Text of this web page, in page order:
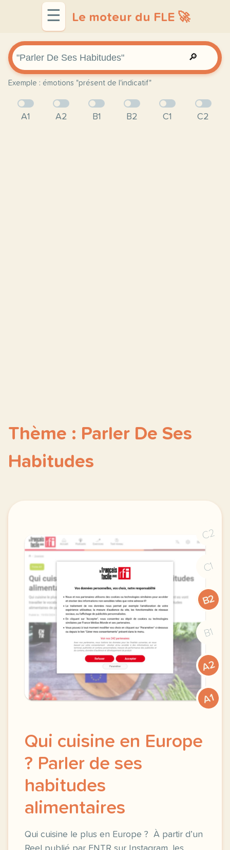
☰ Le moteur du FLE 🚀
🔎
Exemple : émotions "présent de l'indicatif"
A1 A2 B1 B2 C1 C2
Thème : Parler De Ses
Habitudes
C2
C1
B2
B1
A2
A1
Qui cuisine en Europe
? Parler de ses
habitudes
alimentaires
Qui cuisine le plus en Europe ? À partir d’un